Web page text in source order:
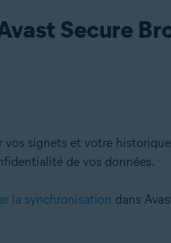
Secure
signets et votre
de vos données.
la synchronisation dans